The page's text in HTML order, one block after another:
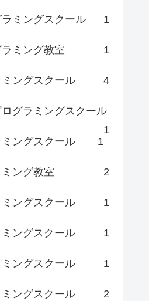
ミングスクール 1
ミング教室 1
ングスクール 4
グラミングスクール
1
ングスクール
1
ング教室 2
ングスクール 1
ングスクール 1
ングスクール 1
ングスクール 2